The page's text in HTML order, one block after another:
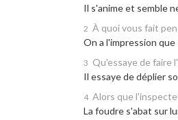
Il s'anime et semble
2 À quoi vous fait
On a l'impression
3 Qu'essaye de faire
Il essaye de déplier
4 Alors que
La foudre s'abat sur